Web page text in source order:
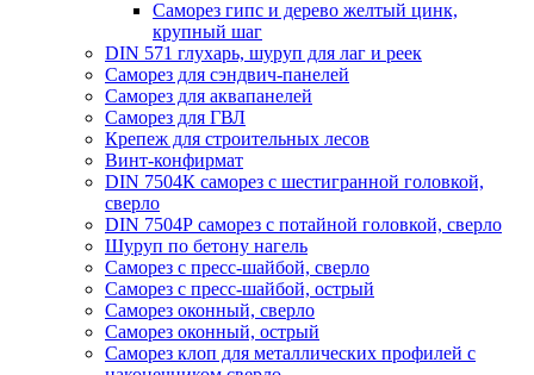
Саморез гипс и дерево желтый цинк,
крупный шаг
DIN 571 глухарь, шуруп для лаг и реек
Саморез для сэндвич-панелей
Саморез для аквапанелей
Саморез для ГВЛ
Крепеж для строительных лесов
Винт-конфирмат
DIN 7504К саморез с шестигранной головкой,
сверло
DIN 7504Р саморез с потайной головкой, сверло
Шуруп по бетону нагель
Саморез с пресс-шайбой, сверло
Саморез с пресс-шайбой, острый
Саморез оконный, сверло
Саморез оконный, острый
Саморез клоп для металлических профилей с